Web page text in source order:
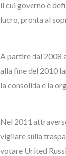
il cui governo è
lucro, pronta al
A partire dal 2008
alla fine del 2010
la consolida e la
Nel 2011
vigilare sulla
votare United